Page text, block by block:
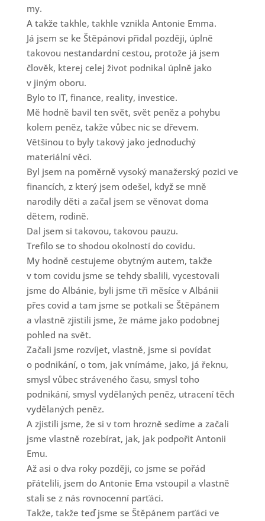
my.
A takže takhle, takhle vznikla Antonie Emma.
Já jsem se ke Štěpánovi přidal později, úplně
takovou nestandardní cestou, protože já jsem
člověk, kterej celej život podnikal úplně jako
v jiným oboru.
Bylo to IT, finance, reality, investice.
Mě hodně bavil ten svět, svět peněz a pohybu
kolem peněz, takže vůbec nic se dřevem.
Většinou to byly takový jako jednoduchý
materiální věci.
Byl jsem na poměrně vysoký manažerský pozici ve
financích, z který jsem odešel, když se mně
narodily děti a začal jsem se věnovat doma
dětem, rodině.
Dal jsem si takovou, takovou pauzu.
Trefilo se to shodou okolností do covidu.
My hodně cestujeme obytným autem, takže
v tom covidu jsme se tehdy sbalili, vycestovali
jsme do Albánie, byli jsme tři měsíce v Albánii
přes covid a tam jsme se potkali se Štěpánem
a vlastně zjistili jsme, že máme jako podobnej
pohled na svět.
Začali jsme rozvíjet, vlastně, jsme si povídat
o podnikání, o tom, jak vnímáme, jako, já řeknu,
smysl vůbec stráveného času, smysl toho
podnikání, smysl vydělaných peněz, utracení těch
vydělaných peněz.
A zjistili jsme, že si v tom hrozně sedíme a začali
jsme vlastně rozebírat, jak, jak podpořit Antonii
Emu.
Až asi o dva roky později, co jsme se pořád
přátelili, jsem do Antonie Ema vstoupil a vlastně
stali se z nás rovnocenní parťáci.
Takže, takže teď jsme se Štěpánem parťáci ve